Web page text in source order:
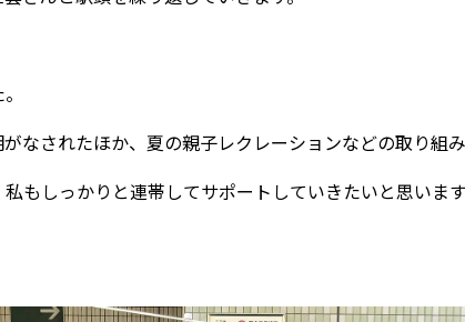
なされたほか、夏の親子レクレーションなどの取り組
もしっかりと連帯してサポートしていきたいと思います